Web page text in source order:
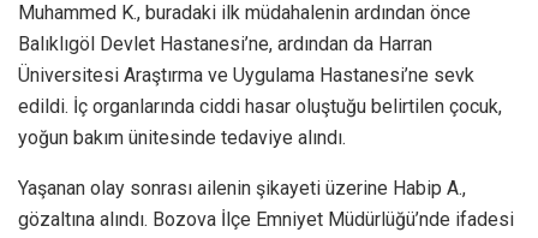
Muhammed K., buradaki ilk müdahalenin ardından önce
Balıklıgöl Devlet Hastanesi’ne, ardından da Harran
Üniversitesi Araştırma ve Uygulama Hastanesi’ne sevk
edildi. İç organlarında ciddi hasar oluştuğu belirtilen çocuk,
yoğun bakım ünitesinde tedaviye alındı.
Yaşanan olay sonrası ailenin şikayeti üzerine Habip A.,
gözaltına alındı. Bozova İlçe Emniyet Müdürlüğü’nde ifadesi